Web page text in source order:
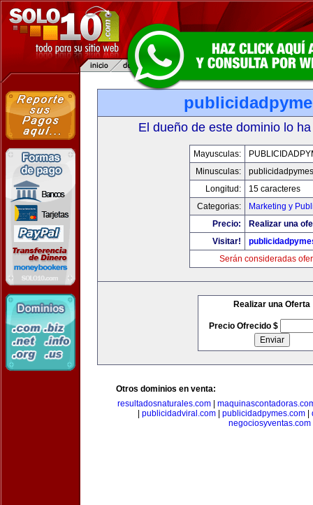
El dueño de este dominio lo
Mayusculas:
Minusculas:
Longitud:
15 caracteres
Categorias:
Marketing y
Precio:
Realizar una
Visitar!
Serán consideradas
Realizar una Oferta
Precio Ofrecido $
Otros dominios en venta:
resultadosnaturales.com|
publicidadviral.com publicidadpymes.com
negociosyventas.com